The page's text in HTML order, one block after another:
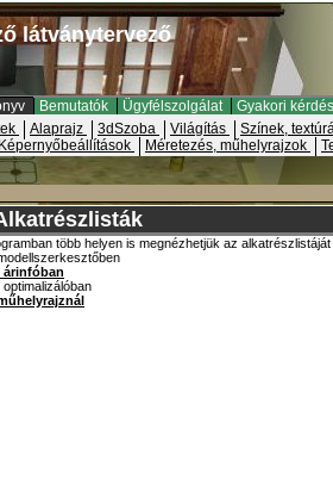
látványtervező
Bemutatók Ügyfélszolgálat Gyakori
Alaprajz 3dSzoba Világítás Színek,
Képernyőbeállítások Méretezés, műhelyrajzok
több helyen is megnézhetjük az
árinfóban
optimalizálóban